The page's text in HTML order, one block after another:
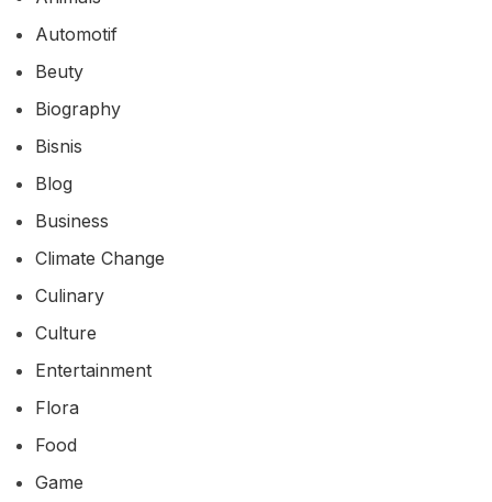
Automotif
Beuty
Biography
Bisnis
Blog
Business
Climate Change
Culinary
Culture
Entertainment
Flora
Food
Game